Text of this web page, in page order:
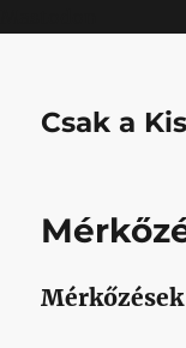
Csak a
Mérkőzések